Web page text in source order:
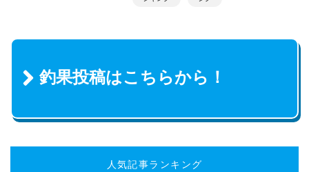
釣果投稿はこちらから！
人気記事ランキング